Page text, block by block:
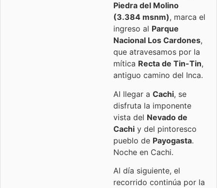
Piedra del Molino
(3.384 msnm), marca el
ingreso al Parque
Nacional Los Cardones,
que atravesamos por la
mítica Recta de Tin-Tin,
antiguo camino del Inca.
Al llegar a Cachi, se
disfruta la imponente
vista del Nevado de
Cachi y del pintoresco
pueblo de Payogasta.
Noche en Cachi.
Al día siguiente, el
recorrido continúa por la